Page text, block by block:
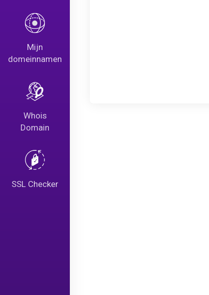
Mijn
domeinnamen
Whois
Domain
SSL Checker